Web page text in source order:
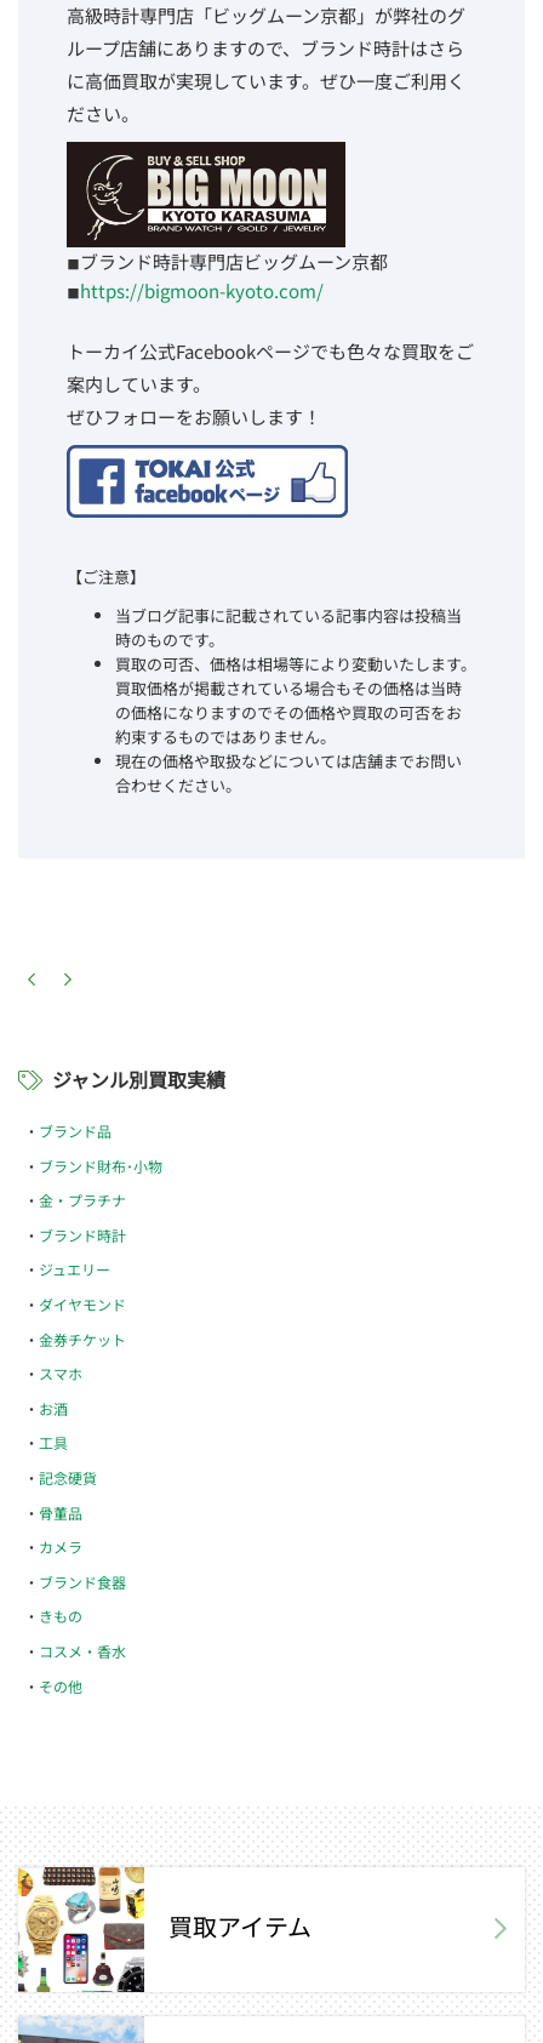
高級時計専門店「ビッグムーン京都」が弊社のグ
ループ店舗にありますので、ブランド時計はさら
に高価買取が実現しています。ぜひ一度ご利用く
ださい。
◾︎ブランド時計専門店ビッグムーン京都
◾︎https://bigmoon-kyoto.com/
トーカイ公式Facebookページでも色々な買取をご
案内しています。
ぜひフォローをお願いします！
【ご注意】
当ブログ記事に記載されている記事内容は投稿当
時のものです。
買取の可否、価格は相場等により変動いたします。
買取価格が掲載されている場合もその価格は当時
の価格になりますのでその価格や買取の可否をお
約束するものではありません。
現在の価格や取扱などについては店舗までお問い
合わせください。
ジャンル別買取実績
ブランド品
ブランド財布･小物
金・プラチナ
ブランド時計
ジュエリー
ダイヤモンド
金券チケット
スマホ
お酒
工具
記念硬貨
骨董品
カメラ
ブランド食器
きもの
コスメ・香水
その他
買取アイテム